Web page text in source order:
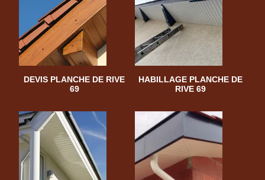
DEVIS PLANCHE DE RIVE
69
HABILLAGE PLANCHE DE
RIVE 69